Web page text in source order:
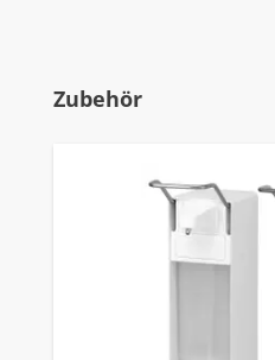
Produktgalerie überspringen
Zubehör